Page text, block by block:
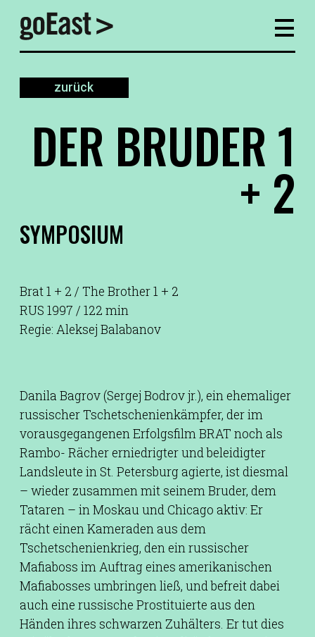
zurück
DER BRUDER 1
+ 2
SYMPOSIUM
Brat 1 + 2 / The Brother 1 + 2
RUS 1997 / 122 min
Regie: Aleksej Balabanov
Danila Bagrov (Sergej Bodrov jr.), ein ehemaliger
russischer Tschetschenienkämpfer, der im
vorausgegangenen Erfolgsfilm BRAT noch als
Rambo- Rächer erniedrigter und beleidigter
Landsleute in St. Petersburg agierte, ist diesmal
– wieder zusammen mit seinem Bruder, dem
Tataren – in Moskau und Chicago aktiv: Er
rächt einen Kameraden aus dem
Tschetschenienkrieg, den ein russischer
Mafiaboss im Auftrag eines amerikanischen
Mafiabosses umbringen ließ, und befreit dabei
auch eine russische Prostituierte aus den
Händen ihres schwarzen Zuhälters. Er tut dies